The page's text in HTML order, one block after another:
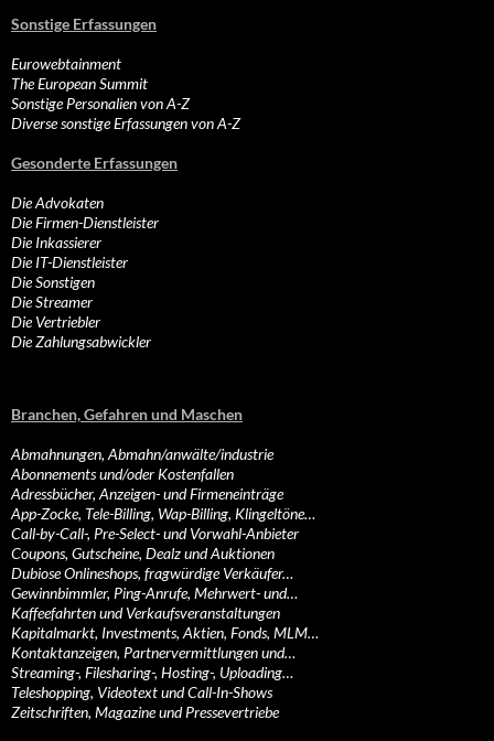
Sonstige Erfassungen
Eurowebtainment
The European Summit
Sonstige Personalien von A-Z
Diverse sonstige Erfassungen von A-Z
Gesonderte Erfassungen
Die Advokaten
Die Firmen-Dienstleister
Die Inkassierer
Die IT-Dienstleister
Die Sonstigen
Die Streamer
Die Vertriebler
Die Zahlungsabwickler
Branchen, Gefahren und Maschen
Abmahnungen, Abmahn/anwälte/industrie
Abonnements und/oder Kostenfallen
Adressbücher, Anzeigen- und Firmeneinträge
App-Zocke, Tele-Billing, Wap-Billing, Klingeltöne…
Call-by-Call-, Pre-Select- und Vorwahl-Anbieter
Coupons, Gutscheine, Dealz und Auktionen
Dubiose Onlineshops, fragwürdige Verkäufer…
Gewinnbimmler, Ping-Anrufe, Mehrwert- und…
Kaffeefahrten und Verkaufsveranstaltungen
Kapitalmarkt, Investments, Aktien, Fonds, MLM…
Kontaktanzeigen, Partnervermittlungen und…
Streaming-, Filesharing-, Hosting-, Uploading…
Teleshopping, Videotext und Call-In-Shows
Zeitschriften, Magazine und Pressevertriebe